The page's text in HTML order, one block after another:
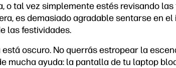
o tal vez simplemente estés revisando
es demasiado agradable sentarse en
las festividades.
oscuro. No querrás estropear la
mucha ayuda: la pantalla de tu laptop